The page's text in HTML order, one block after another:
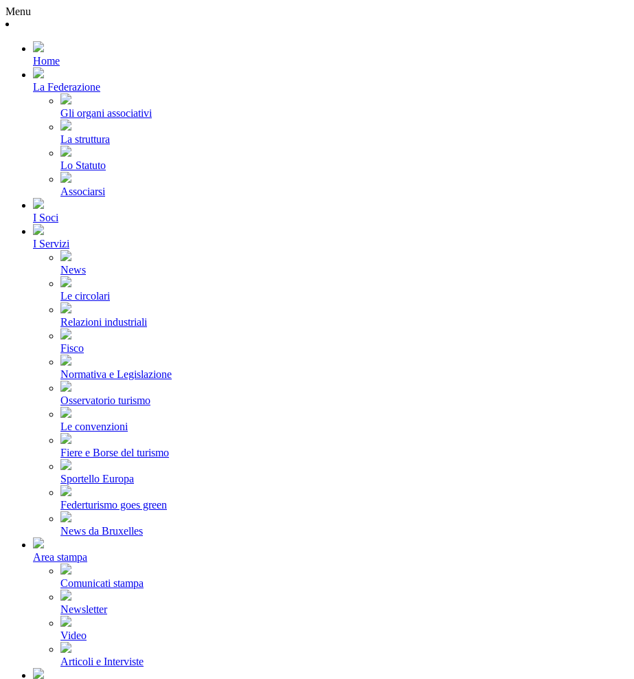
Menu
Home
La Federazione
Gli organi associativi
La struttura
Lo Statuto
Associarsi
I Soci
I Servizi
News
Le circolari
Relazioni industriali
Fisco
Normativa e Legislazione
Osservatorio turismo
Le convenzioni
Fiere e Borse del turismo
Sportello Europa
Federturismo goes green
News da Bruxelles
Area stampa
Comunicati stampa
Newsletter
Video
Articoli e Interviste